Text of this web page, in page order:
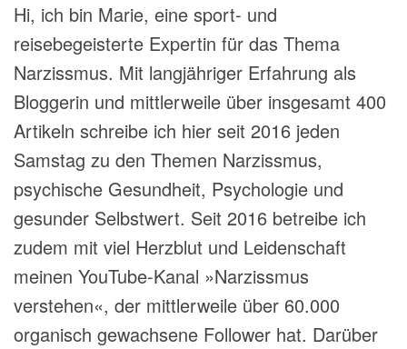
Hi, ich bin Marie, eine sport- und
reisebegeisterte Expertin für das Thema
Narzissmus. Mit langjähriger Erfahrung als
Bloggerin und mittlerweile über insgesamt 400
Artikeln schreibe ich hier seit 2016 jeden
Samstag zu den Themen Narzissmus,
psychische Gesundheit, Psychologie und
gesunder Selbstwert. Seit 2016 betreibe ich
zudem mit viel Herzblut und Leidenschaft
meinen YouTube-Kanal »Narzissmus
verstehen«, der mittlerweile über 60.000
organisch gewachsene Follower hat. Darüber